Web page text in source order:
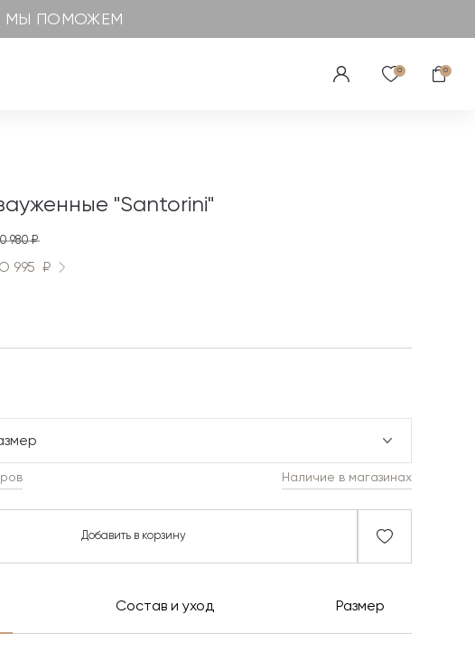
МЫ ПОМОЖЕМ
0 0
"Santorini"
980 ₽
4 ПЛАТЕЖА ПО 995 ₽
Наличие в магазинах
Добавить в корзину
Состав и уход Размер